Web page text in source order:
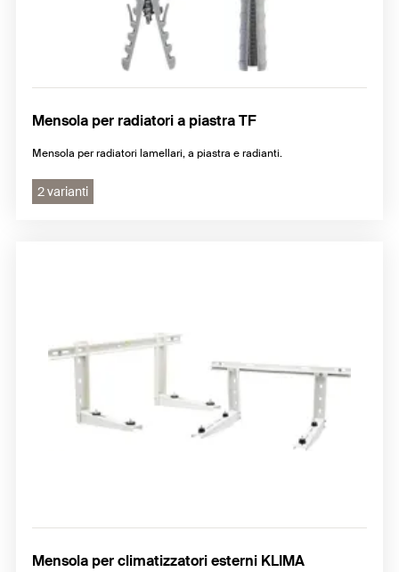
Mensola per radiatori a piastra TF
Mensola per radiatori lamellari, a piastra e radianti.
2 varianti
Mensola per climatizzatori esterni KLIMA